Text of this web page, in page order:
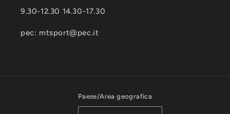
9.30-12.30 14.30-17.30
pec: mtsport@pec.it
Paese/Area geografica